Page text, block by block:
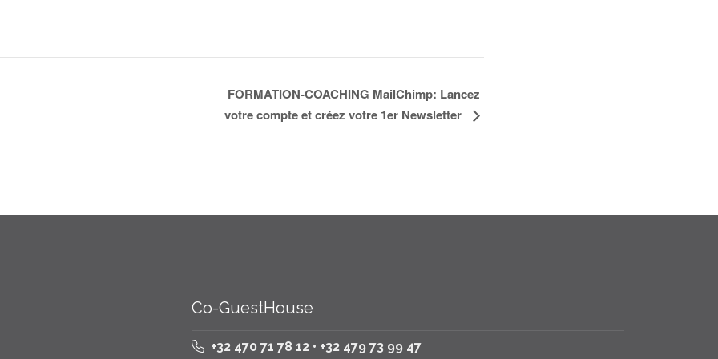
FORMATION-COACHING MailChimp: Lancez
votre compte et créez votre 1er Newsletter
Co-GuestHouse
+32 470 71 78 12 • +32 479 73 99 47